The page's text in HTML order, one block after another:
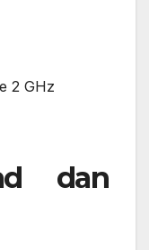
2 GHz
dan